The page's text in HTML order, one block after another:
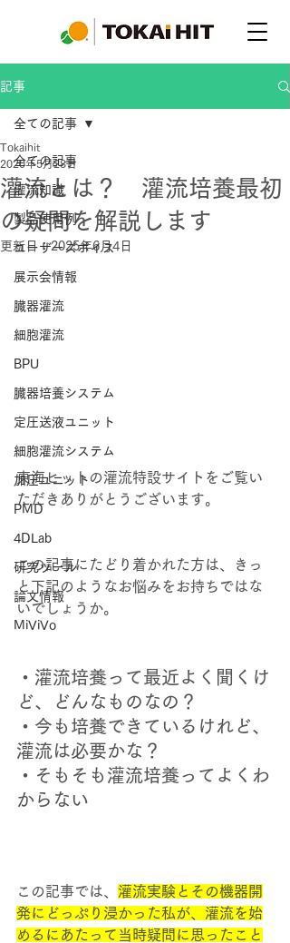
記事
全ての記事
灌流知識
製品使用例
ユーザーズボイス
展示会情報
臓器灌流
細胞灌流
BPU
臓器培養システム
定圧送液ユニット
細胞灌流システム
加圧ユニット
PMD
4DLab
研究ツール
論文情報
MiViVo
全ての記事
灌流とは？ 灌流培養最初
の疑問を解説します
Tokaihit
2020年5月28日
更新日：2025年6月4日
東海ヒットの灌流特設サイトをご覧い
ただきありがとうございます。
この記事にたどり着かれた方は、きっ
と下記のようなお悩みをお持ちではな
いでしょうか。
・灌流培養って最近よく聞くけ
ど、どんなものなの？
・今も培養できているけれど、
灌流は必要かな？
・そもそも灌流培養ってよくわ
からない
この記事では、 灌流実験とその機器開
発にどっぷり浸かった私が、灌流を始
めるにあたって当時疑問に思ったこと